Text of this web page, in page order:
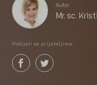
Autor:
Mr. sc.
Podijeli sa prijateljima: